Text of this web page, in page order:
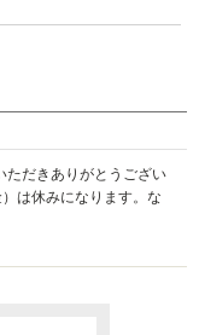
ただきありがとうござい
は休みになります。な